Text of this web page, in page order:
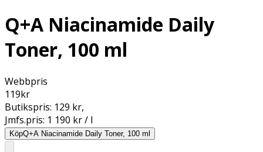
Q+A Niacinamide Daily
Toner, 100 ml
Webbpris
119kr
Butikspris: 129 kr,
Jmfs.pris: 1 190 kr / l
KöpQ+A Niacinamide Daily Toner, 100 ml